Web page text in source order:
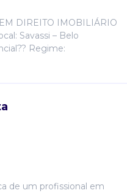
DIREITO IMOBILIÁRIO
Savassi – Belo
Regime:
de um profissional em